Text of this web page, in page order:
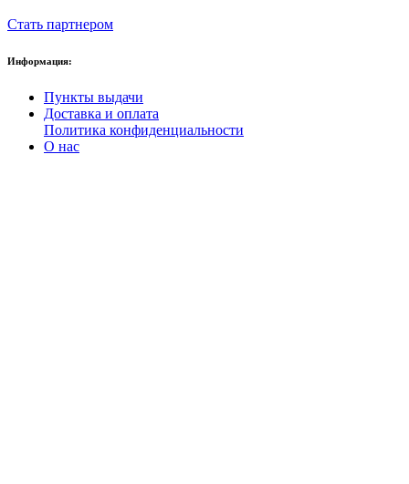
Стать партнером
Информация:
Пункты выдачи
Доставка и оплата
Политика конфиденциальности
О нас